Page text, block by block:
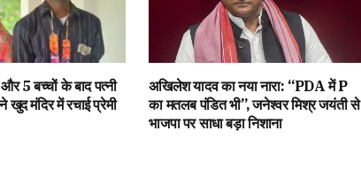
5 बच्चों के बाद पत्नी
खुद मंदिर में रचाई प्रेमी
अखिलेश यादव का नया नारा: “PDA में P
का मतलब पंडित भी”, जनेश्वर मिश्र जयंती से
भाजपा पर साधा बड़ा निशाना